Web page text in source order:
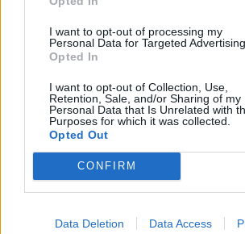
I want to opt-out of processing my
Personal Data for Targeted Advertising.
Opted In
I want to opt-out of Collection, Use,
Retention, Sale, and/or Sharing of my
Personal Data that Is Unrelated with
Purposes for which it was collected.
Opted Out
CONFIRM
Data Deletion Data Access
Αλέξης Γιαννούλιας: Υποψήφιος
παίκτης του Πανιώνιου
όλων"! (vid)
Είσοδος της γαλλικής Meridiam στην